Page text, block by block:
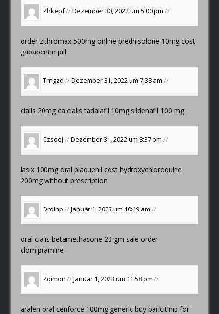
Zhkepf//Dezember 30, 2022 um 5:00 pm//
order zithromax 500mg onlineprednisolone 10mg cost
gabapentin pill
Trngzd //Dezember 31, 2022 um 7:38 am//
cialis 20mg cacialis tadalafil 10mg sildenafil 100 mg
Czsoej //Dezember 31, 2022 um 8:37 pm//
lasix 100mg oralplaquenil cost hydroxychloroquine
200mg without prescription
Drdlhp //Januar 1, 2023 um 10:49 am//
oral cialisbetamethasone 20 gm sale order
clomipramine
Zqimon //Januar 1, 2023 um 11:58 pm//
aralen oralcenforce 100mg generic buy baricitinib for